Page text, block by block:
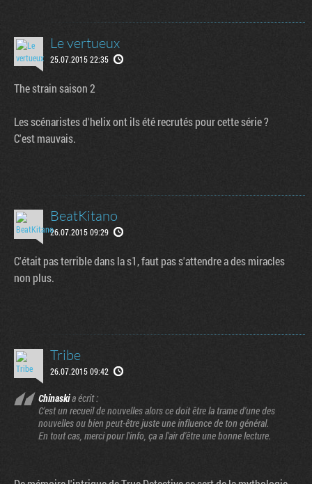
Le vertueux
25.07.2015 22:35
The strain saison 2
Les scénaristes d'helix ont ils été recrutés pour cette série ?
C'est mauvais.
BeatKitano
26.07.2015 09:29
C'était pas terrible dans la s1, faut pas s'attendre a des miracles
non plus.
Tribe
26.07.2015 09:42
Chinaskia écrit :
C'est un recueil de nouvelles alors ce doit être la trame d'une des
nouvelles ou bien peut-être juste une influence de ton général.
En tout cas, merci pour l'info, ça a l'air d'être une bonne lecture.